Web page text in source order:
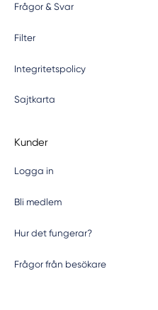
Frågor & Svar
Filter
Integritetspolicy
Sajtkarta
Kunder
Logga in
Bli medlem
Hur det fungerar?
Frågor från besökare